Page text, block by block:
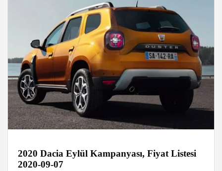
2020 Dacia Eylül Kampanyası, Fiyat Listesi
2020-09-07